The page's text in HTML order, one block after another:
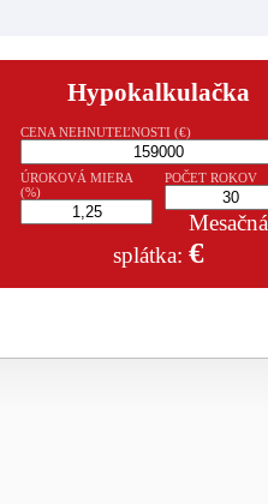
Hypokalkulačka
CENA NEHNUTEĽNOSTI (€)
ÚROKOVÁ MIERA
(%)
POČET ROKOV
Mesačná
splátka: €